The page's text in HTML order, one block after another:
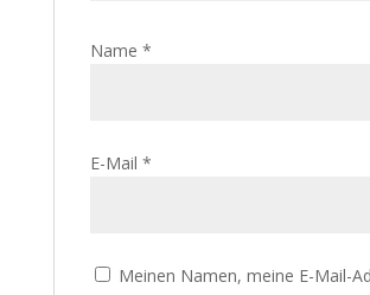
Name *
E-Mail *
Meinen Namen, meine E-Mail-